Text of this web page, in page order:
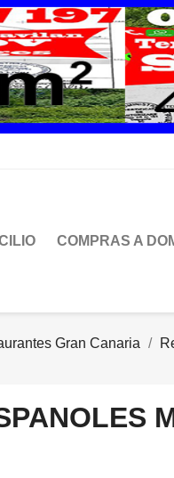
COMPRAS A
Gran Canaria